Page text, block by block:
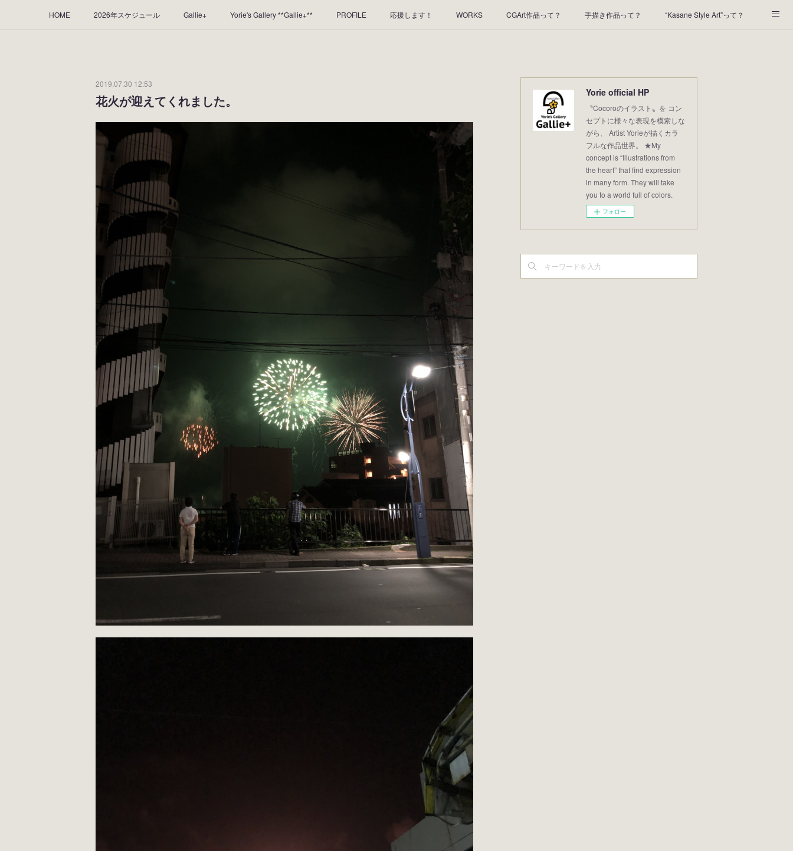
HOME 2026年スケジュール Gallie+ Yorie's Gallery **Gallie+** PROFILE 応援します！ WORKS CGArt作品って？ 手描き作品って？ “Kasane Style Art”って？
2019.07.30 12:53
花火が迎えてくれました。 Yorie official HP
〝Cocoroのイラスト〟を コン
セプトに様々な表現を模索しな
がら、 Artist Yorieが描くカラ
フルな作品世界。 ★My
concept is “Illustrations from
the heart” that find expression
in many form. They will take
you to a world full of colors.
フォロー